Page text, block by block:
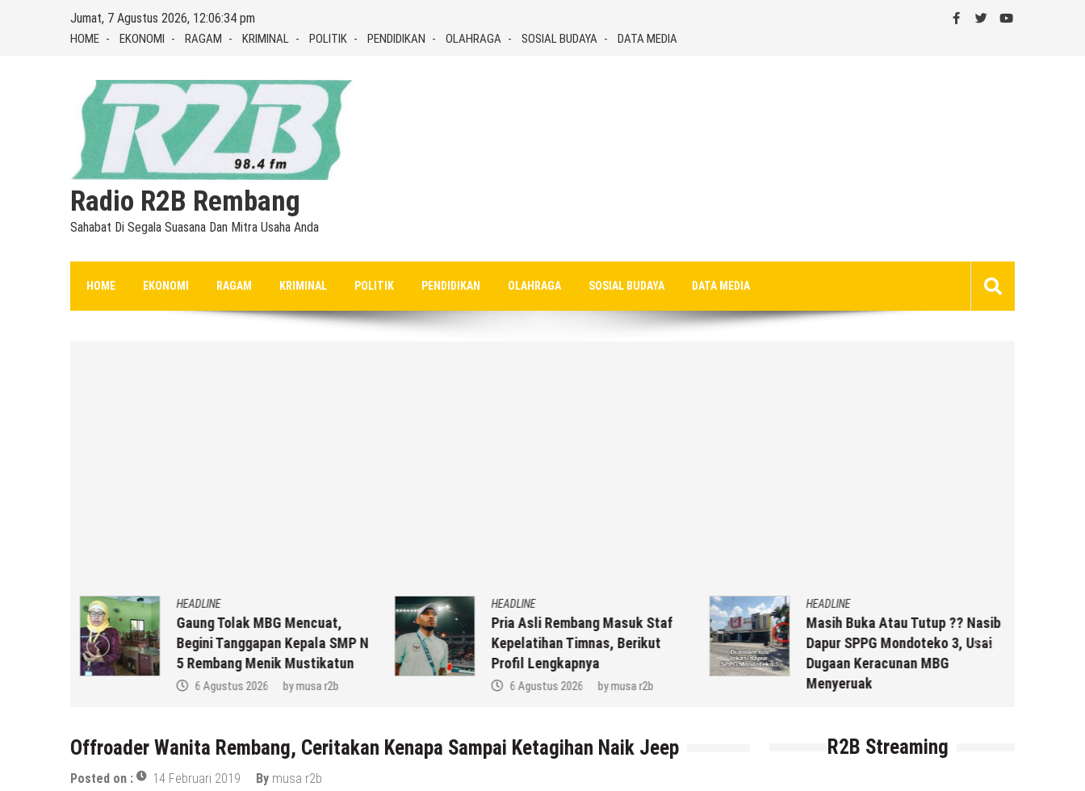
Jumat, 7 Agustus 2026, 12:06:35 pm
HOME EKONOMI RAGAM KRIMINAL POLITIK PENDIDIKAN OLAHRAGA SOSIAL BUDAYA DATA MEDIA
Radio R2B Rembang
Sahabat Di Segala Suasana Dan Mitra Usaha Anda
HOME EKONOMI RAGAM KRIMINAL POLITIK PENDIDIKAN OLAHRAGA SOSIAL BUDAYA DATA MEDIA
HEADLINE
Gaung Tolak MBG Mencuat,
Begini Tanggapan Kepala SMP N
5 Rembang Menik Mustikatun
6 Agustus 2026 bymusa r2b
HEADLINE
Pria Asli Rembang Masuk Staf
Kepelatihan Timnas, Berikut
Profil Lengkapnya
6 Agustus 2026 bymusa r2b
HEADLINE
Masih Buka Atau Tutup ?? Nasib
Dapur SPPG Mondoteko 3, Usai
Dugaan Keracunan MBG
Menyeruak
Offroader Wanita Rembang, Ceritakan Kenapa Sampai Ketagihan Naik Jeep
Posted on : 14 Februari 2019 By musa r2b
R2B Streaming